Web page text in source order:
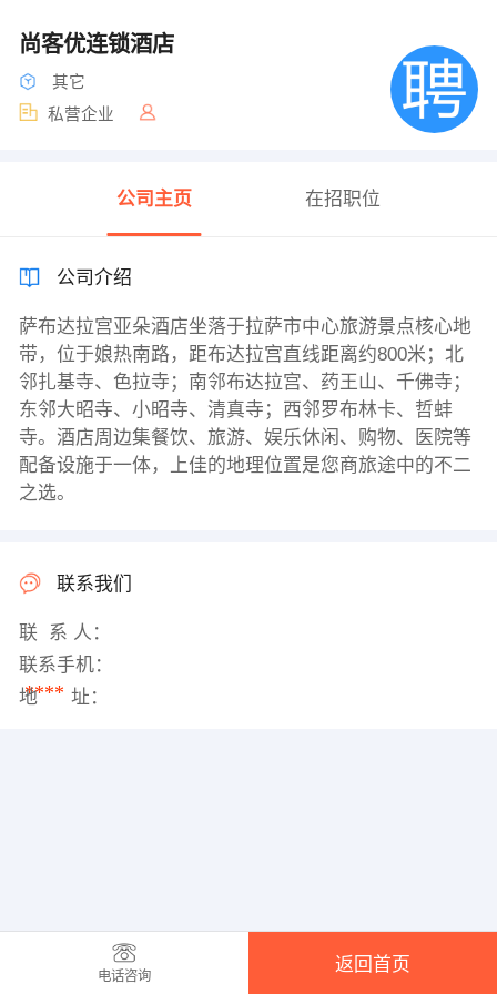
尚客优连锁酒店
其它
私营企业
公司主页 在招职位
公司介绍
萨布达拉宫亚朵酒店坐落于拉萨市中心旅游景点核心地
带，位于娘热南路，距布达拉宫直线距离约800米；北
邻扎基寺、色拉寺；南邻布达拉宫、药王山、千佛寺；
东邻大昭寺、小昭寺、清真寺；西邻罗布林卡、哲蚌
寺。酒店周边集餐饮、旅游、娱乐休闲、购物、医院等
配备设施于一体，上佳的地理位置是您商旅途中的不二
之选。
联系我们
联 系 人：
联系手机：
****
地 址：
电话咨询
返回首页